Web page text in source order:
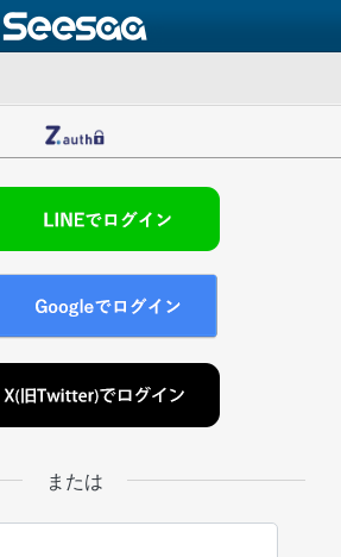
または